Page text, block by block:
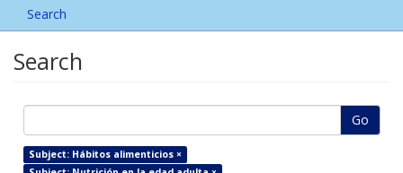
Search
Search
Go
Subject: Hábitos alimenticios ×